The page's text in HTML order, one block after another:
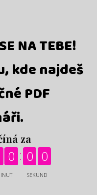
NA TEBE!
kde najdeš
PDF
za
0 0 0
SEKUND